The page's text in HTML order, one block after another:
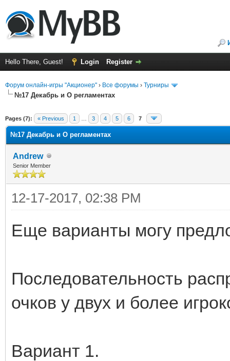
Hello There, Guest! Login Register
Форум онлайн-игры "Акционер" › Все форумы › Турниры
№17 Декабрь и О регламентах
Pages (7): « Previous 1 3 4 5 6 7
№17 Декабрь и О регламентах
Andrew
Senior Member
12-17-2017, 02:38 PM
Еще варианты могу
Последовательность
очков у двух и более
Вариант 1.